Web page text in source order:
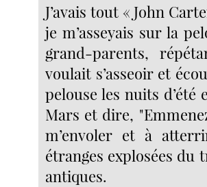
J’avais tout « John
je m’asseyais sur la
grand-parents,
voulait s’asseoir et
pelouse les nuits
Mars et dire,
m’envoler et à
étranges explosées du
antiques.